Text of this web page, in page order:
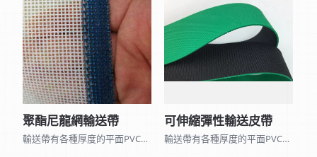
聚酯尼龍網輸送帶
輸送帶有各種厚度的平面PVC、PU、黑橡膠、矽利康皮帶和表面各種不同花紋的皮帶及 聚酯尼龍網帶、木棉帶、帆布平面帶…，因種類眾多無法全部列出,可來電詢問。 另可加工打孔、黏擋板、導條、裙邊、海棉、加厚橡膠…等特殊加工。
可伸縮彈性輸送皮帶
輸送帶有各種厚度的平面PVC、PU、黑橡膠、矽利康皮帶和表面各種不同花紋的皮帶及 聚酯尼龍網帶、木棉帶、帆布平面帶…，因種類眾多無法全部列出,可來電詢問。 另可加工打孔、黏擋板、導條、裙邊、海棉、加厚橡膠…等特殊加工。